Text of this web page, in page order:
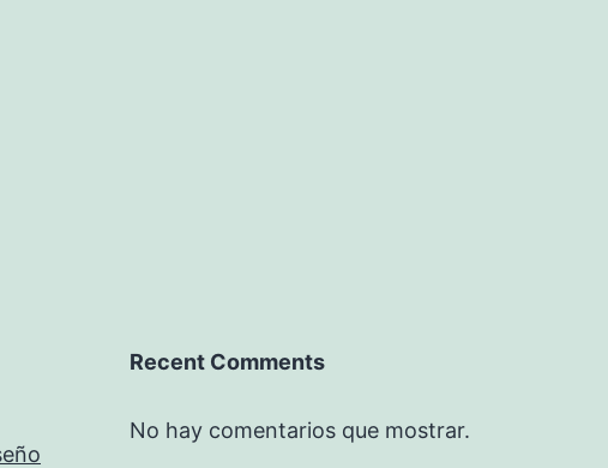
Recent Comments
No hay comentarios que mostrar.